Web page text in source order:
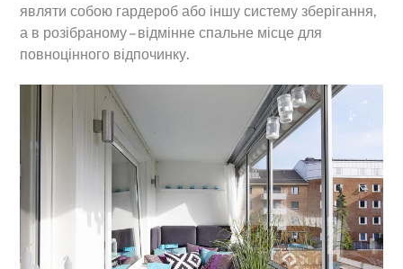
являти собою гардероб або іншу систему зберігання,
а в розібраному – відмінне спальне місце для
повноцінного відпочинку.